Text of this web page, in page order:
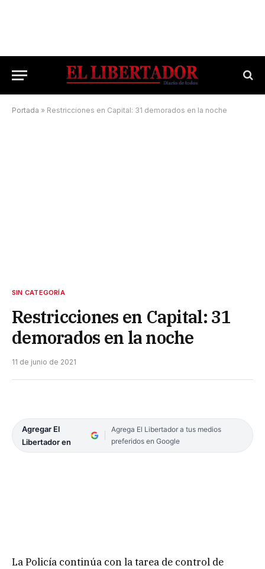
Portada » Restricciones en Capital: 31 demorados en la noche
SIN CATEGORÍA
Restricciones en Capital: 31
demorados en la noche
11 de junio de 2021
Agregar El
Libertador en
Agrega El Libertador a tus medios
preferidos en Google
La Policía continúa con la tarea de control de